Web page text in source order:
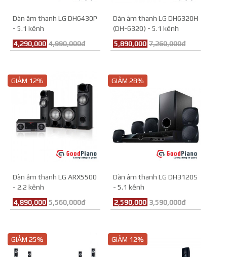
Dàn âm thanh LG DH6430P
- 5.1 kênh
4,290,000 4,990,000đ
Dàn âm thanh LG DH6320H
(DH-6320) - 5.1 kênh
5,890,000 7,260,000đ
GIẢM 12%
Dàn âm thanh LG ARX5500
- 2.2 kênh
4,890,000 5,560,000đ
GIẢM 28%
Dàn âm thanh LG DH3120S
- 5.1 kênh
2,590,000 3,590,000đ
GIẢM 25% GIẢM 12%